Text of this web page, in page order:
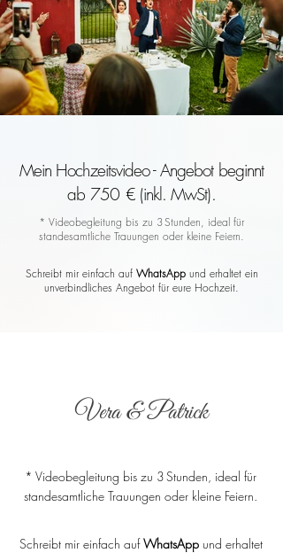
Mein Hochzeitsvideo - Angebot beginnt
ab 750 € (inkl. MwSt).
* Videobegleitung bis zu 3 Stunden, ideal für
standesamtliche Trauungen oder kleine Feiern.
Schreibt mir einfach auf WhatsAppund erhaltet ein
unverbindliches Angebot für eure Hochzeit.
Vera & Patrick
* Videobegleitung bis zu 3 Stunden, ideal für
standesamtliche Trauungen oder kleine Feiern.
Schreibt mir einfach aufWhatsAppund erhaltet